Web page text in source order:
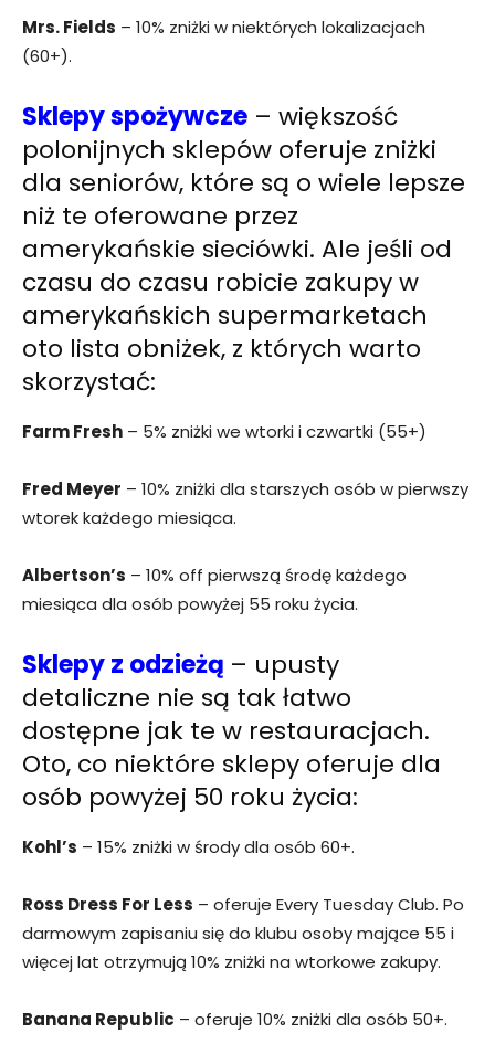
Mrs. Fields – 10% zniżki w niektórych lokalizacjach
(60+).
Sklepy spożywcze – większość
polonijnych sklepów oferuje zniżki
dla seniorów, które są o wiele lepsze
niż te oferowane przez
amerykańskie sieciówki. Ale jeśli od
czasu do czasu robicie zakupy w
amerykańskich supermarketach
oto lista obniżek, z których warto
skorzystać:
Farm Fresh – 5% zniżki we wtorki i czwartki (55+)
Fred Meyer – 10% zniżki dla starszych osób w pierwszy
wtorek każdego miesiąca.
Albertson’s – 10% off pierwszą środę każdego
miesiąca dla osób powyżej 55 roku życia.
Sklepy z odzieżą – upusty
detaliczne nie są tak łatwo
dostępne jak te w restauracjach.
Oto, co niektóre sklepy oferuje dla
osób powyżej 50 roku życia:
Kohl’s – 15% zniżki w środy dla osób 60+.
Ross Dress For Less – oferuje Every Tuesday Club. Po
darmowym zapisaniu się do klubu osoby mające 55 i
więcej lat otrzymują 10% zniżki na wtorkowe zakupy.
Banana Republic – oferuje 10% zniżki dla osób 50+.